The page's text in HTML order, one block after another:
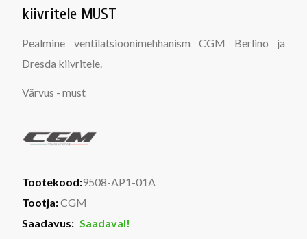
kiivritele MUST
Pealmine ventilatsioonimehhanism CGM Berlino ja
Dresda kiivritele.
Värvus - must
Tootekood:9508-AP1-01A
Tootja:CGM
Saadavus: Saadaval!